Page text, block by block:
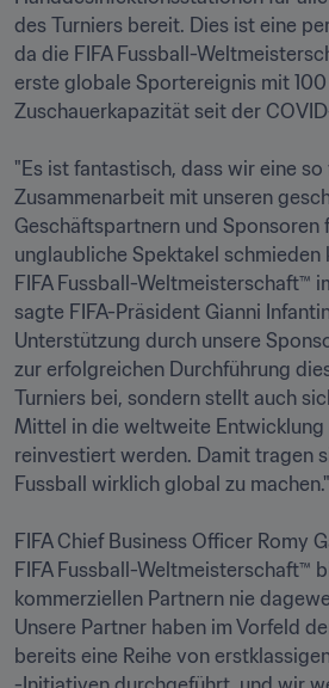
des Turniers bereit. Dies ist eine
da die FIFA Fussball-
erste globale Sportereignis mit
Zuschauerkapazität seit der
"Es ist fantastisch, dass wir eine
Zusammenarbeit mit unseren
Geschäftspartnern und Sponsoren
unglaubliche Spektakel schmieden
FIFA Fussball-Weltmeisterschaft™
sagte FIFA-Präsident Gianni
Unterstützung durch unsere
zur erfolgreichen Durchführung
Turniers bei, sondern stellt auch
Mittel in die weltweite Entwicklung
reinvestiert werden. Damit tragen
Fussball wirklich global zu machen."
FIFA Chief Business Officer Romy
FIFA Fussball-Weltmeisterschaft™
kommerziellen Partnern nie
Unsere Partner haben im Vorfeld
bereits eine Reihe von